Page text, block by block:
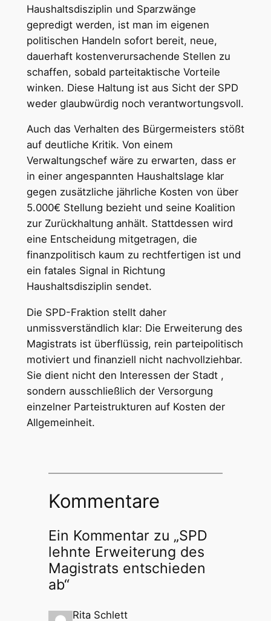
Haushaltsdisziplin und Sparzwänge
gepredigt werden, ist man im eigenen
politischen Handeln sofort bereit, neue,
dauerhaft kostenverursachende Stellen zu
schaffen, sobald parteitaktische Vorteile
winken. Diese Haltung ist aus Sicht der SPD
weder glaubwürdig noch verantwortungsvoll.
Auch das Verhalten des Bürgermeisters stößt
auf deutliche Kritik. Von einem
Verwaltungschef wäre zu erwarten, dass er
in einer angespannten Haushaltslage klar
gegen zusätzliche jährliche Kosten von über
5.000€ Stellung bezieht und seine Koalition
zur Zurückhaltung anhält. Stattdessen wird
eine Entscheidung mitgetragen, die
finanzpolitisch kaum zu rechtfertigen ist und
ein fatales Signal in Richtung
Haushaltsdisziplin sendet.
Die SPD-Fraktion stellt daher
unmissverständlich klar: Die Erweiterung des
Magistrats ist überflüssig, rein parteipolitisch
motiviert und finanziell nicht nachvollziehbar.
Sie dient nicht den Interessen der Stadt ,
sondern ausschließlich der Versorgung
einzelner Parteistrukturen auf Kosten der
Allgemeinheit.
Kommentare
Ein Kommentar zu „SPD
lehnte Erweiterung des
Magistrats entschieden
ab“
Rita Schlett